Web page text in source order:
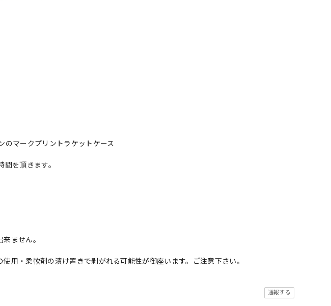
のマークプリントラケットケース
を頂きます。
ません。
用・柔軟剤の漬け置きで剥がれる可能性が御座います。ご注意下さい。
通報する